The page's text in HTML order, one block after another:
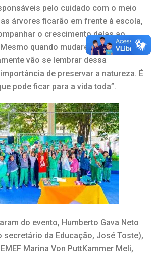
pelo cuidado com o meio
árvores ficarão em frente à escola,
o crescimento delas ao
quando mudarem de escola ou
vão se lembrar dessa
de preservar a natureza. É
pode ficar para a vida toda”.
do evento, Humberto Gava Neto
secretário da Educação, José Toste),
Marina Von PuttKammer Meli,